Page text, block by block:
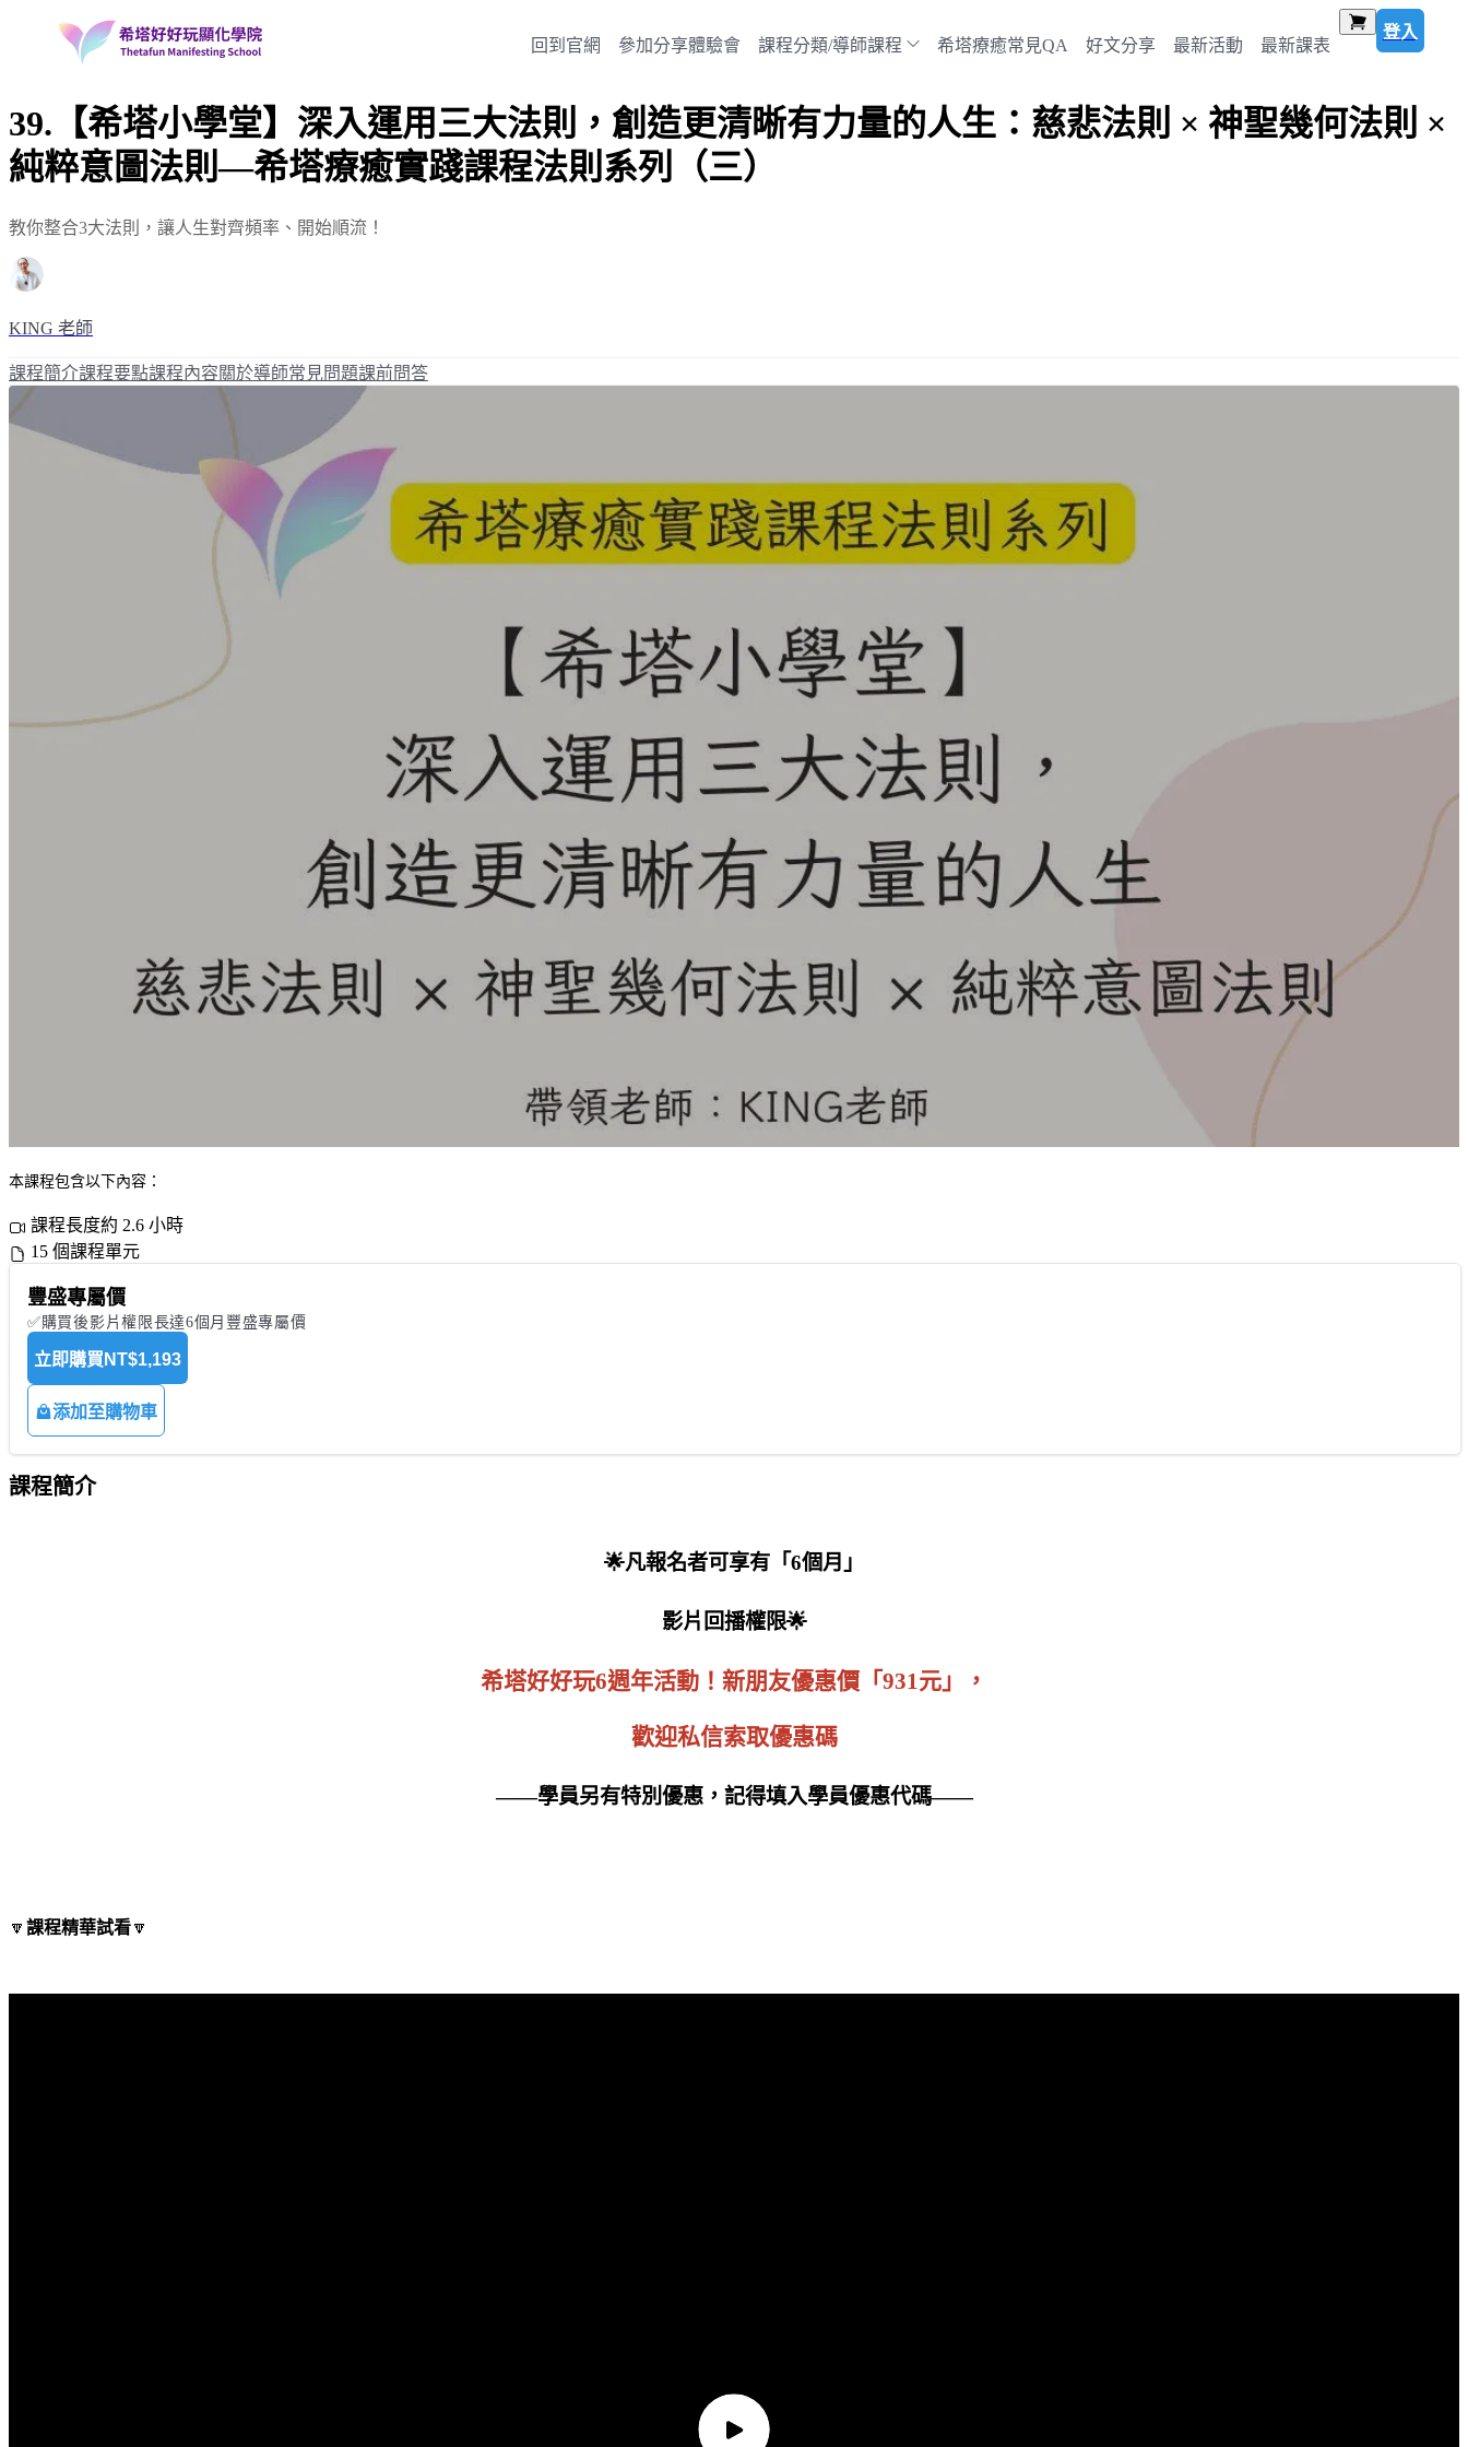
回到官網 參加分享體驗會 課程分類/導師課程 希塔療癒常見QA 好文分享 最新活動 最新課表
登入
39.【希塔小學堂】深入運用三大法則，創造更清晰有力量的人生：慈悲法則 × 神聖幾何法則 ×
純粹意圖法則—希塔療癒實踐課程法則系列（三）
教你整合3大法則，讓人生對齊頻率、開始順流！
KING 老師
課程簡介課程要點課程內容關於導師常見問題課前問答
本課程包含以下內容：
課程長度約 2.6 小時
15 個課程單元
豐盛專屬價
✅購買後影片權限長達6個月豐盛專屬價
立即購買 NT$1,193
添加至購物車
課程簡介
🌟凡報名者可享有「6個月」
影片回播權限🌟
希塔好好玩6週年活動！新朋友優惠價「931元」，
歡迎私信索取優惠碼
——學員另有特別優惠，記得填入學員優惠代碼——
🔽 課程精華試看🔽